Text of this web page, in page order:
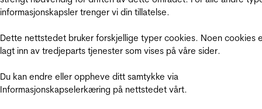
informasjonskapsler trenger vi din tillatelse.
Dette nettstedet bruker forskjellige typer cookies. Noen cookies
lagt inn av tredjeparts tjenester som vises på våre sider.
Du kan endre eller oppheve ditt samtykke via
Informasjonskapselerkæring på nettstedet vårt.